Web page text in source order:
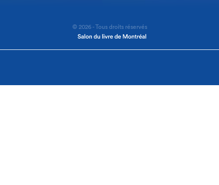
© 2026 - Tous droits réservés